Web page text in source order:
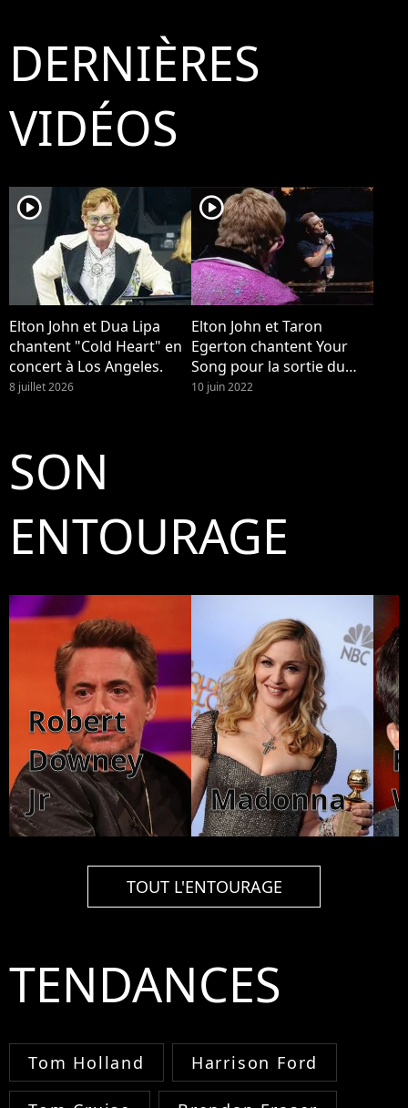
DERNIÈRES
VIDÉOS
player2
Elton John et Dua Lipa
chantent "Cold Heart" en
concert à Los Angeles.
8 juillet 2026
player2
Elton John et Taron
Egerton chantent Your
Song pour la sortie du
film Rocketman
10 juin 2022
SON
ENTOURAGE
Robert
Downey
Jr
Madonna
TOUT L'ENTOURAGE
TENDANCES
Tom Holland Harrison Ford